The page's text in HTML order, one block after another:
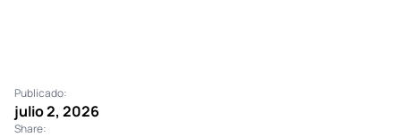
Publicado:
julio 2, 2026
Share: